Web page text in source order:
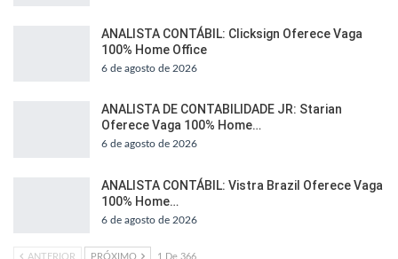
ANALISTA CONTÁBIL: Clicksign Oferece Vaga
100% Home Office
6 de agosto de 2026
ANALISTA DE CONTABILIDADE JR: Starian
Oferece Vaga 100% Home…
6 de agosto de 2026
ANALISTA CONTÁBIL: Vistra Brazil Oferece Vaga
100% Home…
6 de agosto de 2026